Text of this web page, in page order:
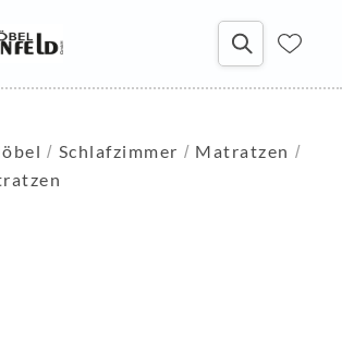
Schlafzimmer
Matratzen